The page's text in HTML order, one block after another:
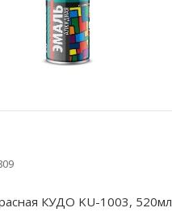
КУДО KU-1003, 520мл